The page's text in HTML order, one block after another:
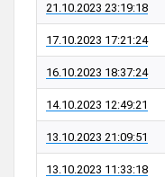
21.10.2023 23:19:18
17.10.2023 17:21:24
16.10.2023 18:37:24
14.10.2023 12:49:21
13.10.2023 21:09:51
13.10.2023 11:33:18